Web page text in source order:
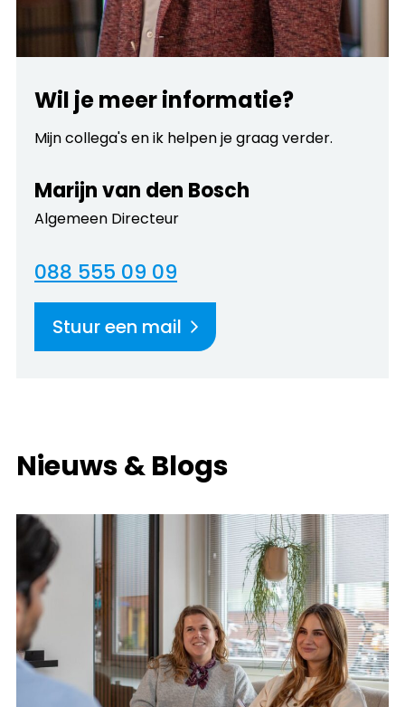
Wil je meer informatie?
Mijn collega's en ik helpen je graag verder.
Marijn van den Bosch
Algemeen Directeur
088 555 09 09
Stuur een mail
Nieuws & Blogs